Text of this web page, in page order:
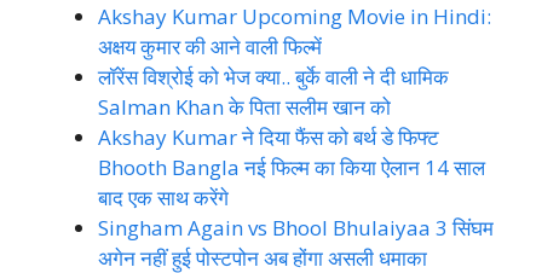
Akshay Kumar Upcoming Movie in Hindi:
अक्षय कुमार की आने वाली फिल्में
लॉरेंस विश्रोई को भेज क्या.. बुर्के वाली ने दी धामिक
Salman Khan के पिता सलीम खान को
Akshay Kumar ने दिया फैंस को बर्थ डे फिफ्ट
Bhooth Bangla नई फिल्म का किया ऐलान 14 साल
बाद एक साथ करेंगे
Singham Again vs Bhool Bhulaiyaa 3 सिंघम
अगेन नहीं हुई पोस्टपोन अब होंगा असली धमाका